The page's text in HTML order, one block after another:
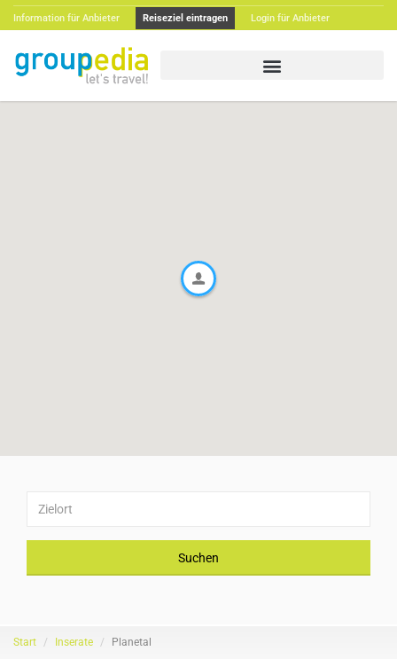
Information für Anbieter Reiseziel eintragen Login für Anbieter
Suchen
Start Inserate Planetal